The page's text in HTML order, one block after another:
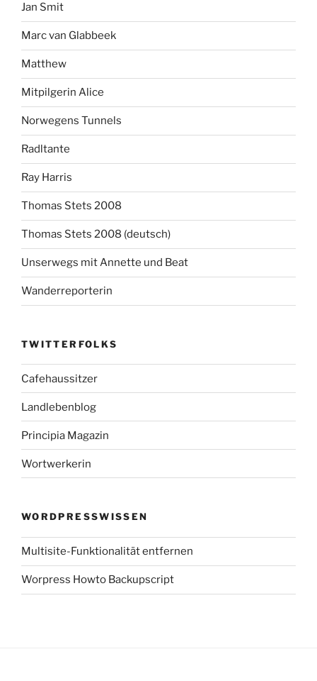
Jan Smit
Marc van Glabbeek
Matthew
Mitpilgerin Alice
Norwegens Tunnels
Radltante
Ray Harris
Thomas Stets 2008
Thomas Stets 2008 (deutsch)
Unserwegs mit Annette und Beat
Wanderreporterin
TWITTERFOLKS
Cafehaussitzer
Landlebenblog
Principia Magazin
Wortwerkerin
WORDPRESSWISSEN
Multisite-Funktionalität entfernen
Worpress Howto Backupscript